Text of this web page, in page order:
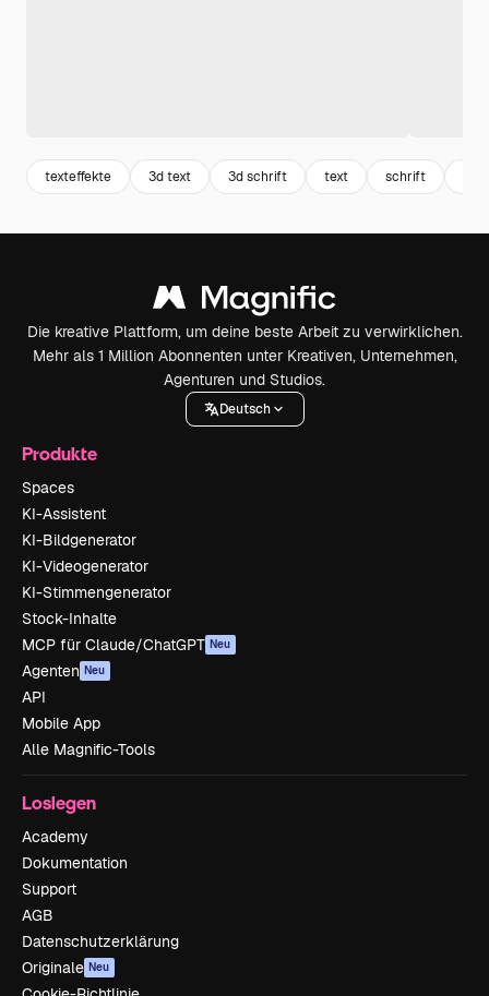
texteffekte 3d text 3d schrift text schrift
Die kreative Plattform, um deine beste Arbeit zu verwirklichen.
Mehr als 1 Million Abonnenten unter Kreativen, Unternehmen,
Agenturen und Studios.
Deutsch
Produkte
Spaces
KI-Assistent
KI-Bildgenerator
KI-Videogenerator
KI-Stimmengenerator
Stock-Inhalte
MCP für Claude/ChatGPT Neu
Agenten Neu
API
Mobile App
Alle Magnific-Tools
Loslegen
Academy
Dokumentation
Support
AGB
Datenschutzerklärung
Originale Neu